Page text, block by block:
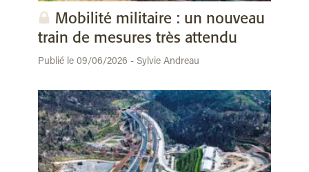
Mobilité militaire : un nouveau
train de mesures très attendu
Publié le 09/06/2026 - Sylvie Andreau